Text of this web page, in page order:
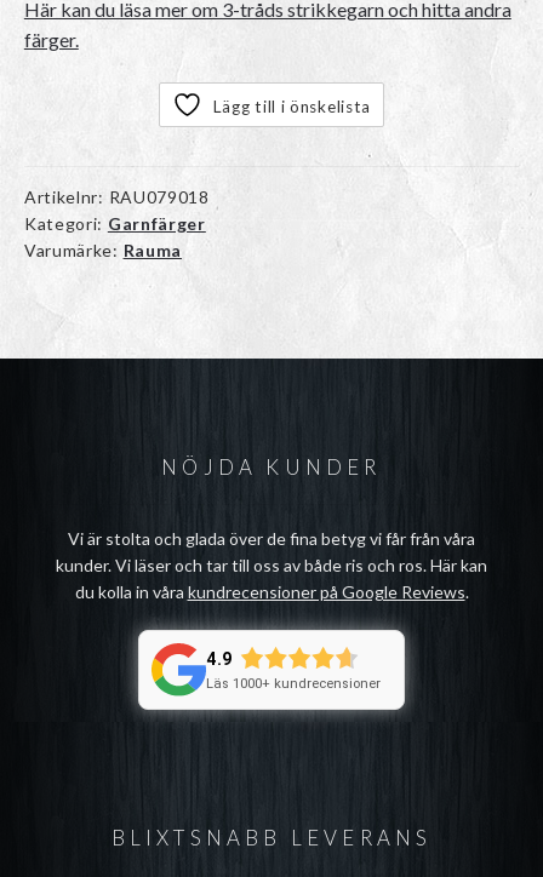
Här kan du läsa mer om 3-tråds strikkegarn och hitta andra
färger.
Lägg till i önskelista
Artikelnr: RAU079018
Kategori: Garnfärger
Varumärke: Rauma
BLIXTSNABB LEVERANS
NÖJDA KUNDER
Vi är stolta och glada över de fina betyg vi får från våra
kunder. Vi läser och tar till oss av både ris och ros. Här kan
du kolla in våra kundrecensioner på Google Reviews.
4.9
Läs 1000+ kundrecensioner